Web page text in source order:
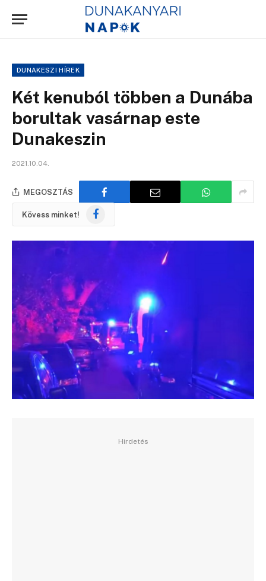
DUNAKESZI HÍREK
Két kenuból többen a Dunába
borultak vasárnap este
Dunakeszin
2021.10.04.
MEGOSZTÁS
Kövess minket! Facebook
Hirdetés